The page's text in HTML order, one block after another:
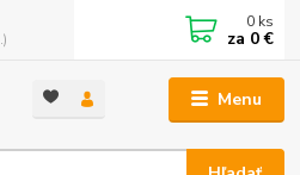
Menu
0 ks
za 0 €